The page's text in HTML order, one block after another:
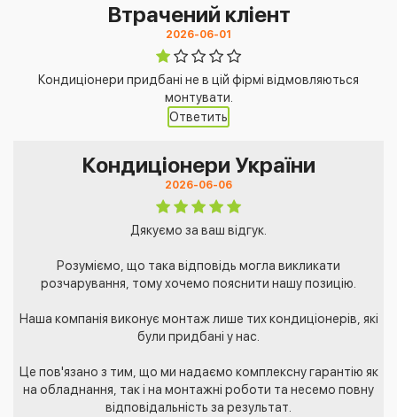
Втрачений кліент
2026-06-01
Кондиціонери придбані не в цій фірмі відмовляються
монтувати.
Ответить
Кондиціонери України
2026-06-06
Дякуємо за ваш відгук.
Розуміємо, що така відповідь могла викликати
розчарування, тому хочемо пояснити нашу позицію.
Наша компанія виконує монтаж лише тих кондиціонерів, які
були придбані у нас.
Це пов'язано з тим, що ми надаємо комплексну гарантію як
на обладнання, так і на монтажні роботи та несемо повну
відповідальність за результат.